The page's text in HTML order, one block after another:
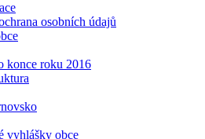
osobních údajů
konce roku 2016
vyhlášky obce